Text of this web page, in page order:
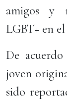
amigos y
LGBT+ en
De
joven
sido